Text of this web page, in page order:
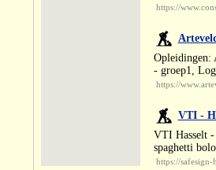
https://
Opleidingen:
- groep1,
https://
VTI -
VTI Hasselt
spaghetti
https://safesign-